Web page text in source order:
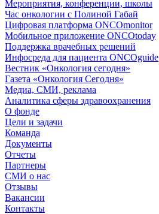
Мероприятия, конференции, школы
Час онкологии с Полиной Габай
Цифровая платформа ONCOmonitor
Мобильное приложение ONCOtoday
Поддержка врачебных решений
Инфосреда для пациента ONCOguide
Вестник «Онкология сегодня»
Газета «Онкология Сегодня»
Медиа, СМИ, реклама
Аналитика сферы здравоохранения
О фонде
Цели и задачи
Команда
Документы
Отчеты
Партнеры
СМИ о нас
Отзывы
Вакансии
Контакты